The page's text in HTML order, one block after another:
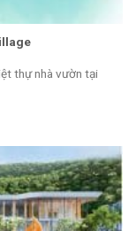
thự nhà vườn tại